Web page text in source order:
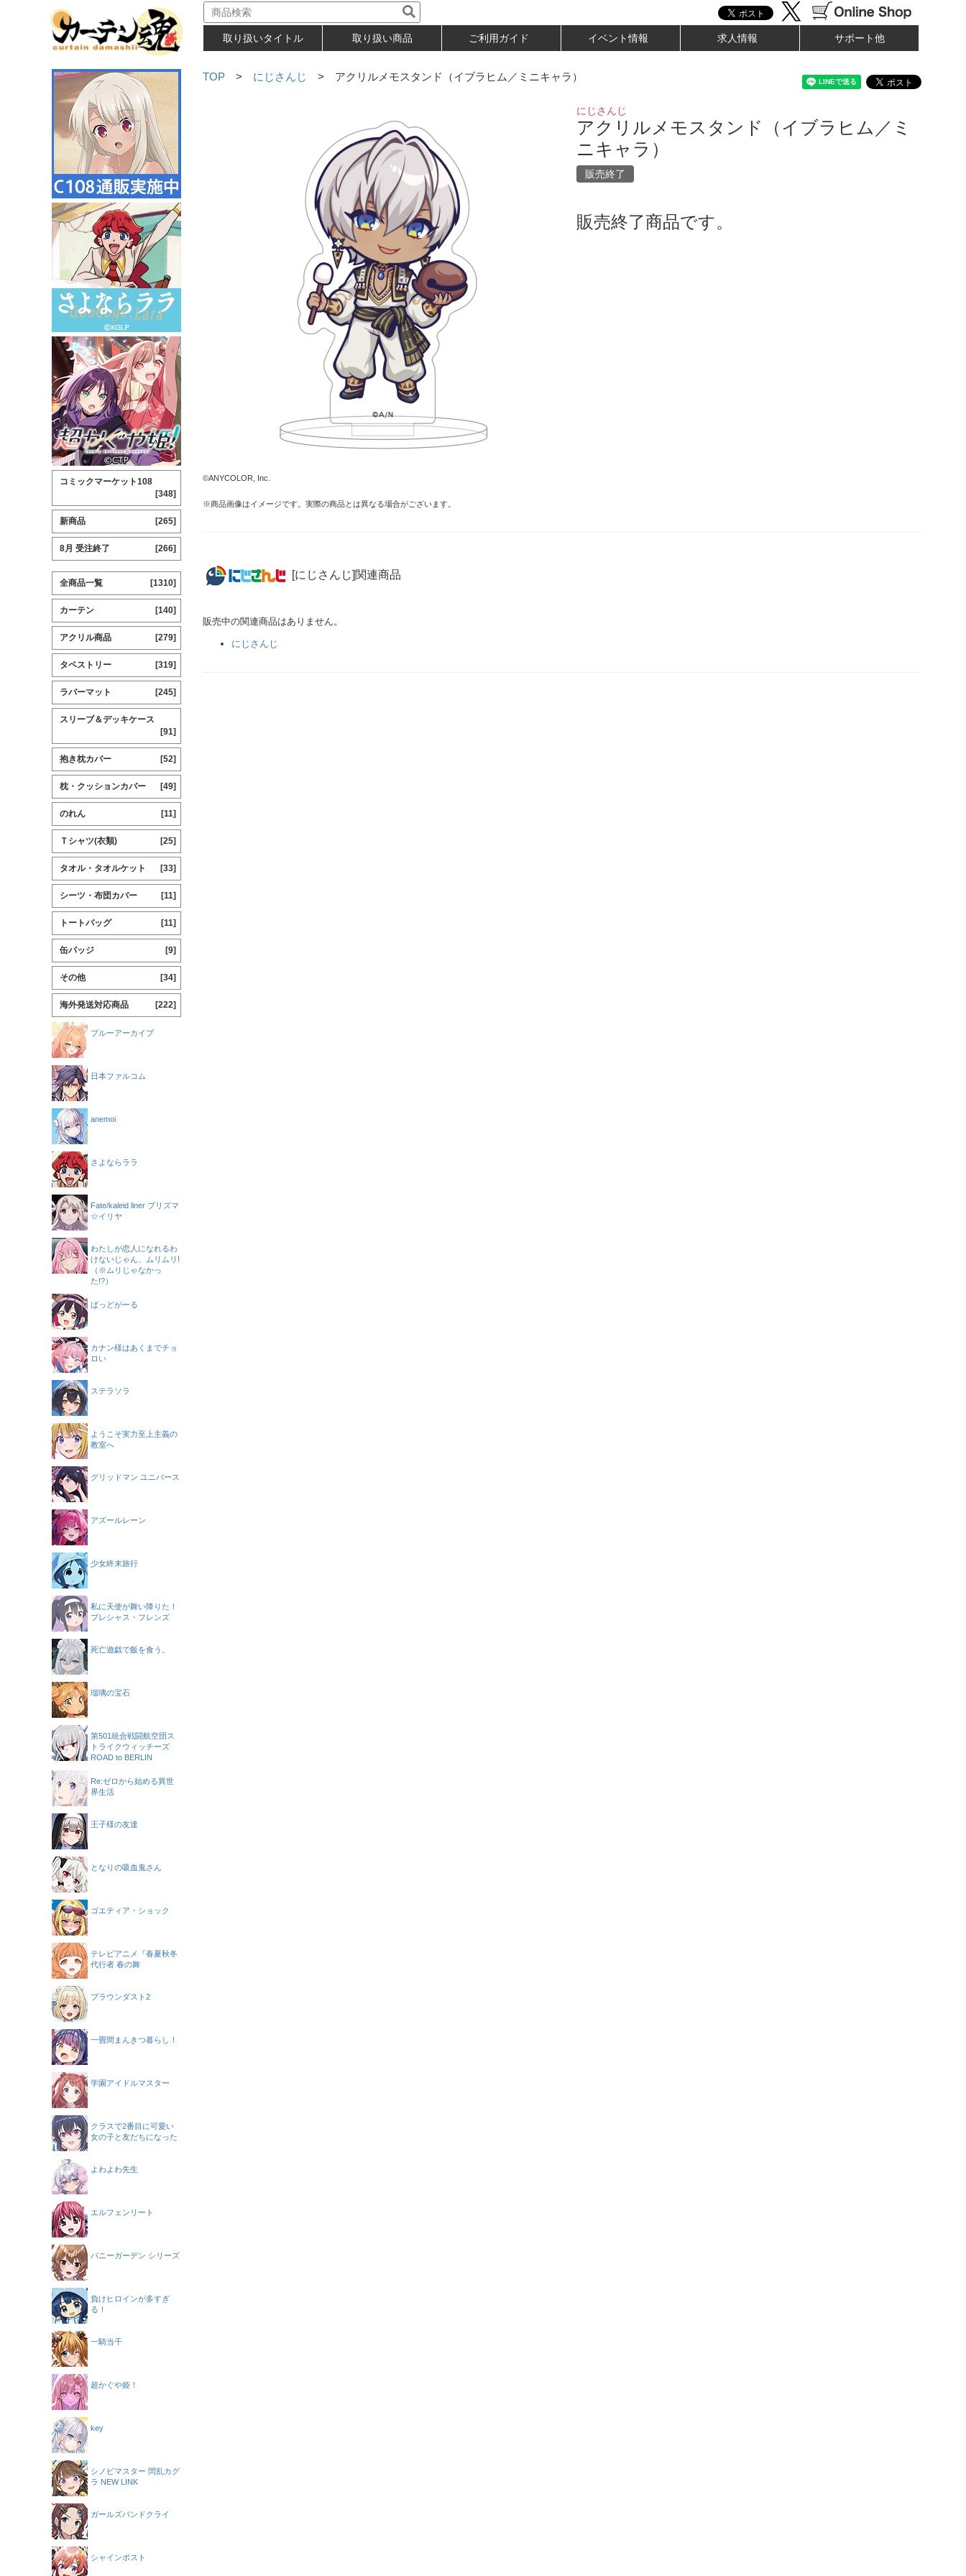
取り扱いタイトル 取り扱い商品 ご利用ガイド イベント情報 求人情報 サポート他
TOP > にじさんじ > アクリルメモスタンド（イブラヒム／ミニキャラ）
©ANYCOLOR, Inc.
※商品画像はイメージです。実際の商品とは異なる場合がございます。
にじさんじ
アクリルメモスタンド（イブラヒム／ミ
ニキャラ）
販売終了
販売終了商品です。
[にじさんじ]関連商品
販売中の関連商品はありません。
にじさんじ
コミックマーケット108
[348]
新商品 [265]
8月 受注終了 [266]
全商品一覧 [1310]
カーテン [140]
アクリル商品 [279]
タペストリー [319]
ラバーマット [245]
スリーブ＆デッキケース
[91]
抱き枕カバー [52]
枕・クッションカバー [49]
のれん [11]
Ｔシャツ(衣類) [25]
タオル・タオルケット [33]
シーツ・布団カバー [11]
トートバッグ [11]
缶バッジ [9]
その他 [34]
海外発送対応商品 [222]
ブルーアーカイブ
日本ファルコム
anemoi
さよならララ
Fate/kaleid liner プリズマ
☆イリヤ
わたしが恋人になれるわ
けないじゃん、ムリムリ!
（※ムリじゃなかっ
た!?）
ばっどがーる
カナン様はあくまでチョ
ロい
ステラソラ
ようこそ実力至上主義の
教室へ
グリッドマン ユニバース
アズールレーン
少女終末旅行
私に天使が舞い降りた！
プレシャス・フレンズ
死亡遊戯で飯を食う。
瑠璃の宝石
第501統合戦闘航空団ス
トライクウィッチーズ
ROAD to BERLIN
Re:ゼロから始める異世
界生活
王子様の友達
となりの吸血鬼さん
ゴエティア・ショック
テレビアニメ『春夏秋冬
代行者 春の舞
ブラウンダスト2
一畳間まんきつ暮らし！
学園アイドルマスター
クラスで2番目に可愛い
女の子と友だちになった
よわよわ先生
エルフェンリート
バニーガーデン シリーズ
負けヒロインが多すぎ
る！
一騎当千
超かぐや姫！
key
シノビマスター 閃乱カグ
ラ NEW LINK
ガールズバンドクライ
シャインポスト